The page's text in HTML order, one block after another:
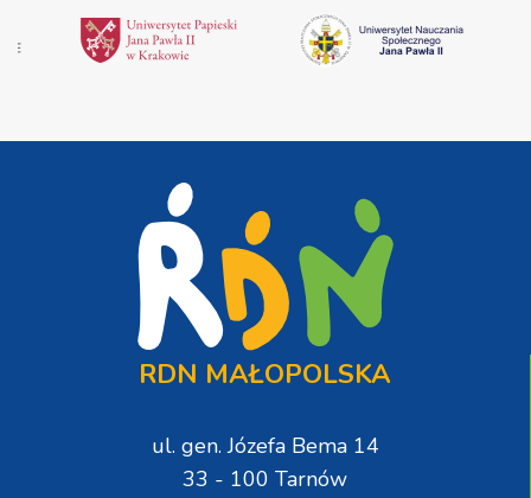
RDN MAŁOPOLSKA
ul. gen. Józefa Bema 14
33 - 100 Tarnów